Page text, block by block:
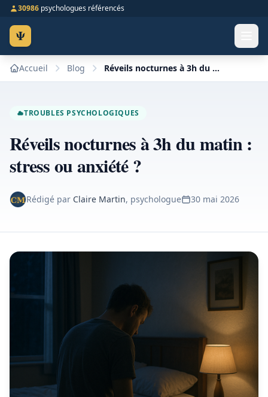
30986 psychologues référencés
Ψ
Accueil Blog Réveils nocturnes à 3h du matin : stress ou anxiété ?
TROUBLES PSYCHOLOGIQUES
Réveils nocturnes à 3h du matin :
stress ou anxiété ?
Rédigé par Claire Martin, psychologue 30 mai 2026